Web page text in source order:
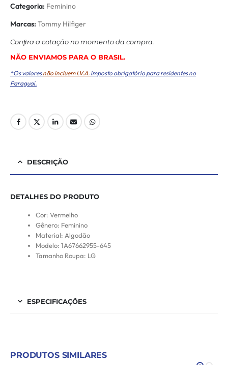
Categoria: Feminino
Marcas: Tommy Hilfiger
Conﬁra a cotação no momento da compra.
NÃO ENVIAMOS PARA O BRASIL.
*Os valoresnão incluem I.V.A. imposto obrigatório para residentes no
Paraguai.
DESCRIÇÃO
DETALHES DO PRODUTO
Cor: Vermelho
Gênero: Feminino
Material: Algodão
Modelo: 1A67662955-645
Tamanho Roupa: LG
ESPECIFICAÇÕES
PRODUTOS SIMILARES